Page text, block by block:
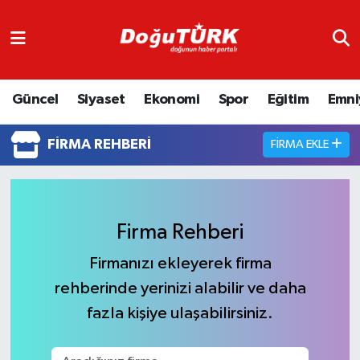
Güncel Siyaset Ekonomi Spor Eğitim
FIRMA REHBERI FIRMA EKLE
Firma Rehberi
Firmanızı ekleyerek firma
rehberinde yerinizi alabilir ve daha
fazla kişiye ulaşabilirsiniz.
Asayiş
Bölge
Eğitim
Emniyet
GENEL
Güncel
Trafik Durumu
Süper Lig Puan Durumu ve Fikstür
Tüm Manşetler
Son Dakika Haberleri
Haber Arşivi